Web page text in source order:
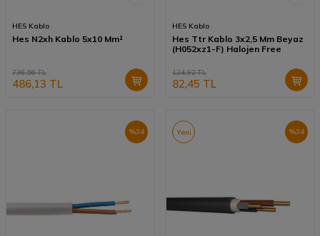
HES Kablo
Hes N2xh Kablo 5x10 Mm²
736,56TL
486,13 TL
HES Kablo
Hes Ttr Kablo 3x2,5 Mm Beyaz
(H052xz1-F) Halojen Free
124,92TL
82,45 TL
%34 %34
Yeni